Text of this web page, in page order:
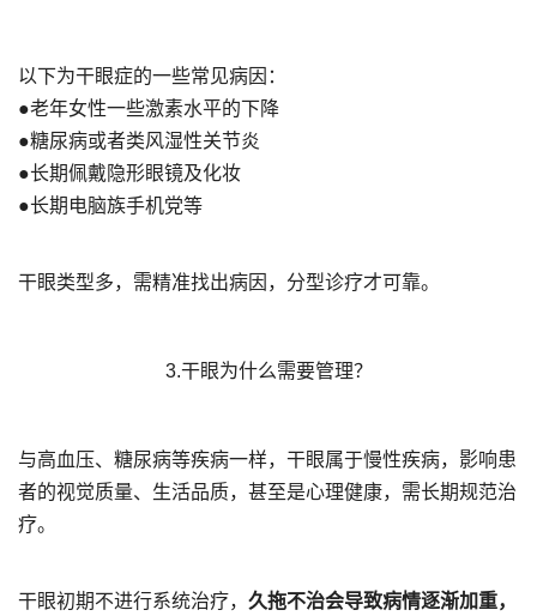
以下为干眼症的一些常见病因：
●老年女性一些激素水平的下降
●糖尿病或者类风湿性关节炎
●长期佩戴隐形眼镜及化妆
●长期电脑族手机党等
干眼类型多，需精准找出病因，分型诊疗才可靠。
3.干眼为什么需要管理？
与高血压、糖尿病等疾病一样，干眼属于慢性疾病，影响患
者的视觉质量、生活品质，甚至是心理健康，需长期规范治
疗。
干眼初期不进行系统治疗， 久拖不治会导致病情逐渐加重，